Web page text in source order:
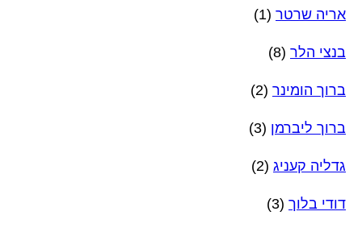
אריה שרטר (1)
בנצי הלר (8)
ברוך הומינר (2)
ברוך ליברמן (3)
גדליה קעניג (2)
דודי בלוך (3)